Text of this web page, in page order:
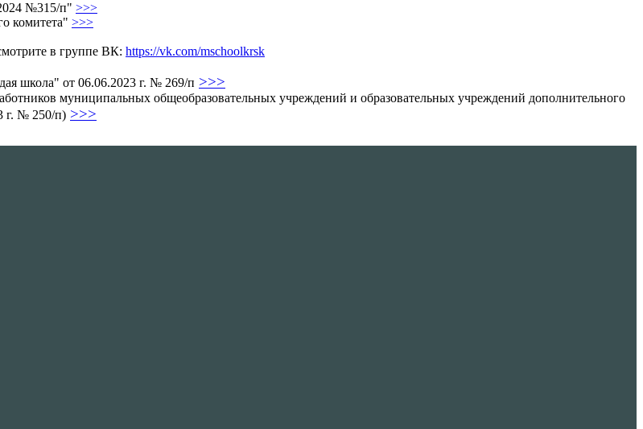
№315/п" >>>
комитета" >>>
в группе ВК: https://vk.com/mschoolkrsk
школа" от 06.06.2023 г. № 269/п >>>
муниципальных общеобразовательных учреждений и образовательных учреждений дополнительного
г. № 250/п) >>>